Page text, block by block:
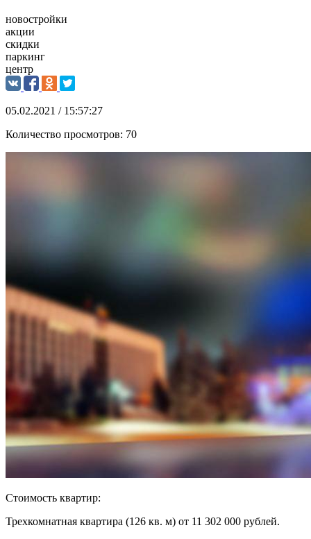
новостройки
акции
скидки
паркинг
центр
05.02.2021 / 15:57:27
Количество просмотров: 70
Стоимость квартир:
Трехкомнатная квартира (126 кв. м) от 11 302 000 рублей.